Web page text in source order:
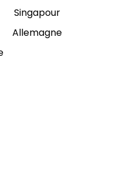
Singapour
Allemagne